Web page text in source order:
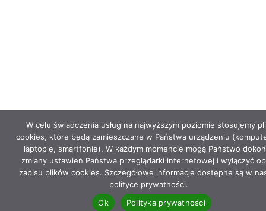
W celu świadczenia usług na najwyższym poziomie stosujemy
cookies, które będą zamieszczane w Państwa urządzeniu
laptopie, smartfonie). W każdym momencie mogą Państwo
zmiany ustawień Państwa przeglądarki internetowej i wyłączyć
zapisu plików cookies. Szczegółowe informacje dostępne są w
polityce prywatności.
Ok
Polityka prywatności